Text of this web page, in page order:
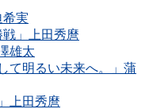
希実
戦」上田秀麿
雄太
て明るい未来へ。」蒲
上田秀麿